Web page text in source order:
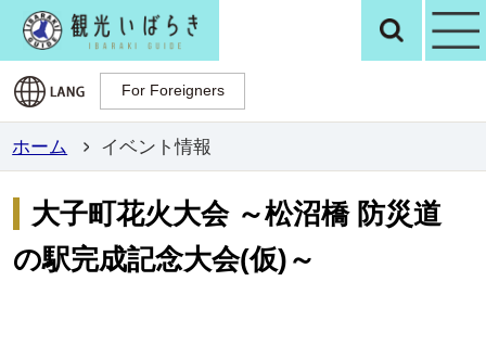
観光いばらき検
For Foreigners
For Foreigners
ホーム イベント情報
大子町花火大会 ～松沼橋 防災道
の駅完成記念大会(仮)～